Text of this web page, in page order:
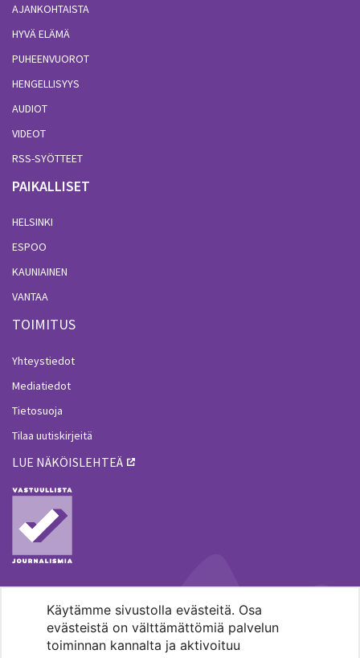
Käytämme sivustolla evästeitä. Osa
evästeistä on välttämättömiä palvelun
toiminnan kannalta ja aktivoituu
AJANKOHTAISTA
HYVÄ ELÄMÄ
PUHEENVUOROT
HENGELLISYYS
AUDIOT
VIDEOT
RSS-SYÖTTEET
PAIKALLISET
HELSINKI
ESPOO
KAUNIAINEN
VANTAA
TOIMITUS
Yhteystiedot
Mediatiedot
Tietosuoja
Tilaa uutiskirjeitä
LUE NÄKÖISLEHTEÄ
MENOHAKU